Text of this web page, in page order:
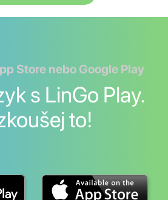
Store nebo Google Play
s LinGo Play.
to!